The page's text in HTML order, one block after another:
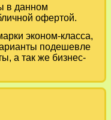
в данном
офертой.
эконом-класса,
подешевле
а так же бизнес-